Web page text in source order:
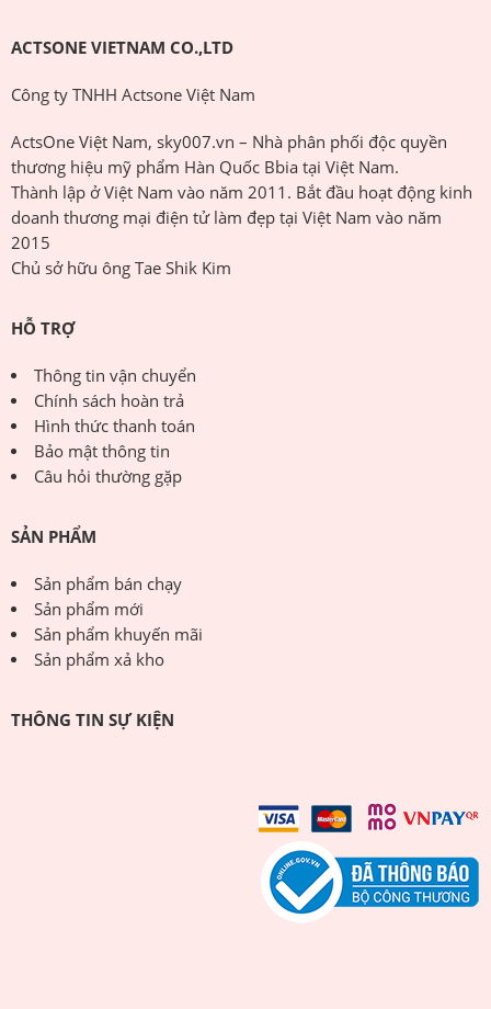
ACTSONE VIETNAM CO.,LTD
Công ty TNHH Actsone Việt Nam
ActsOne Việt Nam, sky007.vn – Nhà phân phối độc quyền
thương hiệu mỹ phẩm Hàn Quốc Bbia tại Việt Nam.
Thành lập ở Việt Nam vào năm 2011. Bắt đầu hoạt động kinh
doanh thương mại điện tử làm đẹp tại Việt Nam vào năm
2015
Chủ sở hữu ông Tae Shik Kim
HỖ TRỢ
Thông tin vận chuyển
Chính sách hoàn trả
Hình thức thanh toán
Bảo mật thông tin
Câu hỏi thường gặp
SẢN PHẨM
Sản phẩm bán chạy
Sản phẩm mới
Sản phẩm khuyến mãi
Sản phẩm xả kho
THÔNG TIN SỰ KIỆN